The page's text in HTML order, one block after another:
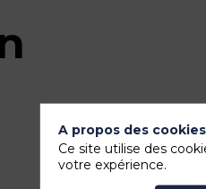
A propos des
Ce site utilise des
votre expérience.